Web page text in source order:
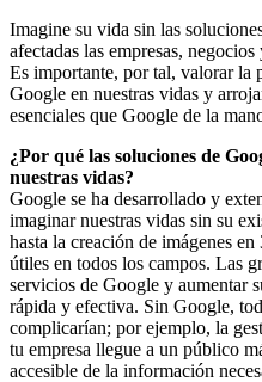
Imagine su vida sin las
afectadas las empresas,
Es importante, por tal, valorar la
Google en nuestras vidas y
esenciales que Google de la
¿Por qué las soluciones de
nuestras vidas?
Google se ha desarrollado y
imaginar nuestras vidas sin su
hasta la creación de imágenes
útiles en todos los campos. Las
servicios de Google y aumentar
rápida y efectiva. Sin Google,
complicarían; por ejemplo, la
tu empresa llegue a un público
accesible de la información